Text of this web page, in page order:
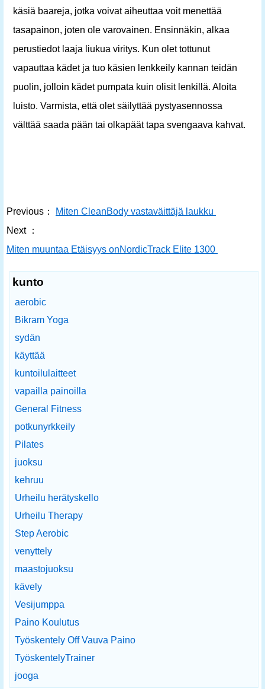
käsiä baareja, jotka voivat aiheuttaa voit menettää
tasapainon, joten ole varovainen. Ensinnäkin, alkaa
perustiedot laaja liukua viritys. Kun olet tottunut
vapauttaa kädet ja tuo käsien lenkkeily kannan teidän
puolin, jolloin kädet pumpata kuin olisit lenkillä. Aloita
luisto. Varmista, että olet säilyttää pystyasennossa
välttää saada pään tai olkapäät tapa svengaava kahvat.
Previous：
Miten CleanBody vastaväittäjä laukku
Next ：
Miten muuntaa Etäisyys onNordicTrack Elite 1300
kunto
aerobic
Bikram Yoga
sydän
käyttää
kuntoilulaitteet
vapailla painoilla
General Fitness
potkunyrkkeily
Pilates
juoksu
kehruu
Urheilu herätyskello
Urheilu Therapy
Step Aerobic
venyttely
maastojuoksu
kävely
Vesijumppa
Paino Koulutus
Työskentely Off Vauva Paino
TyöskentelyTrainer
jooga